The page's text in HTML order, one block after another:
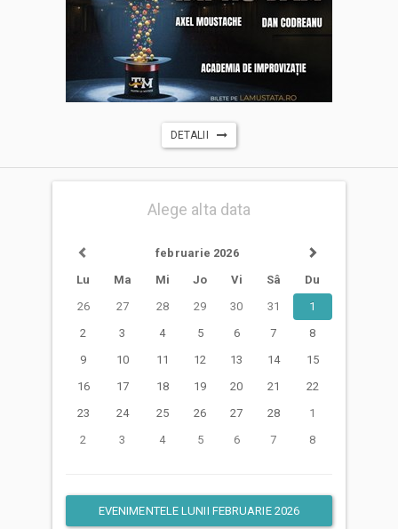
DETALII
Alege alta data
februarie 2026
Lu
Ma Mi Jo Vi Sâ
Du
26
27 28 29 30 31
1
2
3 4 5 6 7
8
9
10 11 12 13 14
15
16
17 18 19 20 21
22
23
24 25 26 27 28
1
2
3 4 5 6 7 8
EVENIMENTELE LUNII FEBRUARIE 2026